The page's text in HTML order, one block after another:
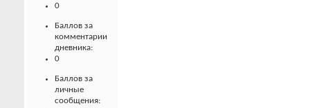
0
Баллов за
комментарии
дневника:
0
Баллов за
личные
сообщения: